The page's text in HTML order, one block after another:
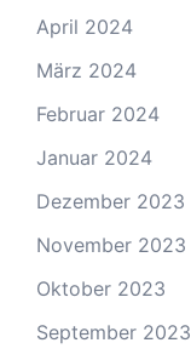
April 2024
März 2024
Februar 2024
Januar 2024
Dezember 2023
November 2023
Oktober 2023
September 2023